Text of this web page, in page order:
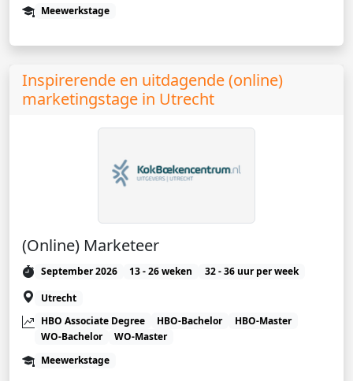
Meewerkstage
Inspirerende en uitdagende (online)
marketingstage in Utrecht
(Online) Marketeer
September 2026 13 - 26 weken
32 - 36 uur per week
Utrecht
HBO Associate Degree
HBO-Bachelor
HBO-Master
WO-Bachelor
WO-Master
Meewerkstage